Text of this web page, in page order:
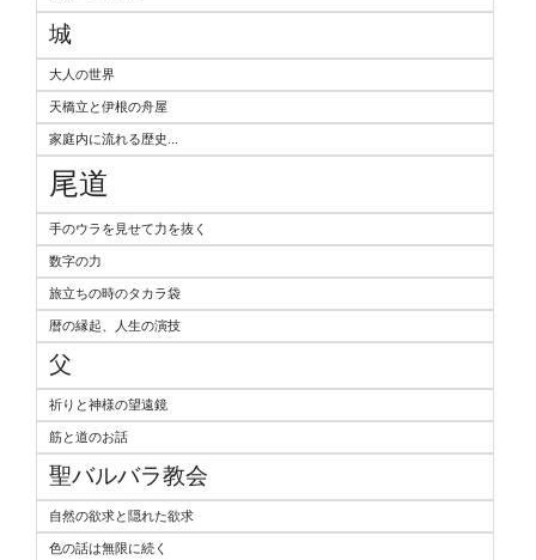
城
大人の世界
天橋立と伊根の舟屋
家庭内に流れる歴史...
尾道
手のウラを見せて力を抜く
数字の力
旅立ちの時のタカラ袋
暦の縁起、人生の演技
父
祈りと神様の望遠鏡
筋と道のお話
聖バルバラ教会
自然の欲求と隠れた欲求
色の話は無限に続く